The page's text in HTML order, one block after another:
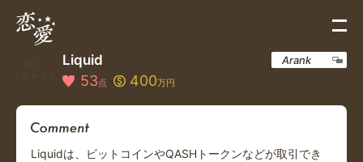
Liquid
53点 400万円
Arank
Liquidは、ビットコインやQASHトークンなどが取引でき